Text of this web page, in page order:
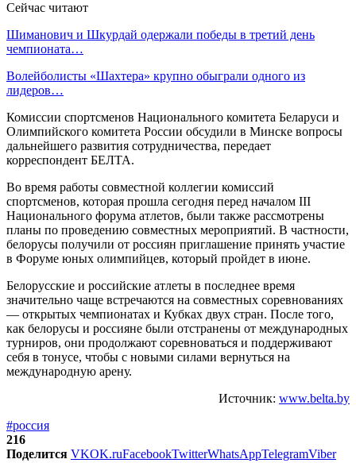
Сейчас читают
Шиманович и Шкурдай одержали победы в третий день
чемпионата…
Волейболисты «Шахтера» крупно обыграли одного из
лидеров…
Комиссии спортсменов Национального комитета Беларуси и
Олимпийского комитета России обсудили в Минске вопросы
дальнейшего развития сотрудничества, передает
корреспондент БЕЛТА.
Во время работы совместной коллегии комиссий
спортсменов, которая прошла сегодня перед началом III
Национального форума атлетов, были также рассмотрены
планы по проведению совместных мероприятий. В частности,
белорусы получили от россиян приглашение принять участие
в Форуме юных олимпийцев, который пройдет в июне.
Белорусские и российские атлеты в последнее время
значительно чаще встречаются на совместных соревнованиях
— открытых чемпионатах и Кубках двух стран. После того,
как белорусы и россияне были отстранены от международных
турниров, они продолжают соревноваться и поддерживают
себя в тонусе, чтобы с новыми силами вернуться на
международную арену.
Источник: www.belta.by
#россия
216
Поделится VKOK.ruFacebookTwitterWhatsAppTelegramViber